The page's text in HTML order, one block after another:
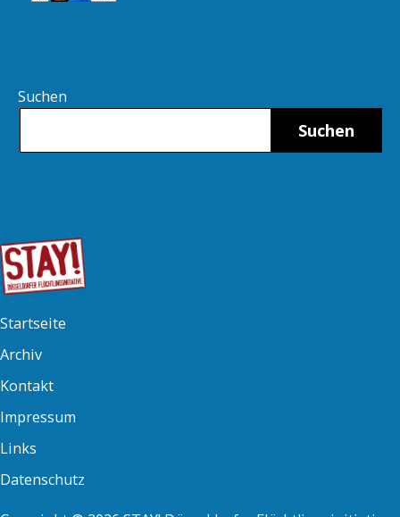
Suchen
Suchen
Startseite
Archiv
Kontakt
Impressum
Links
Datenschutz